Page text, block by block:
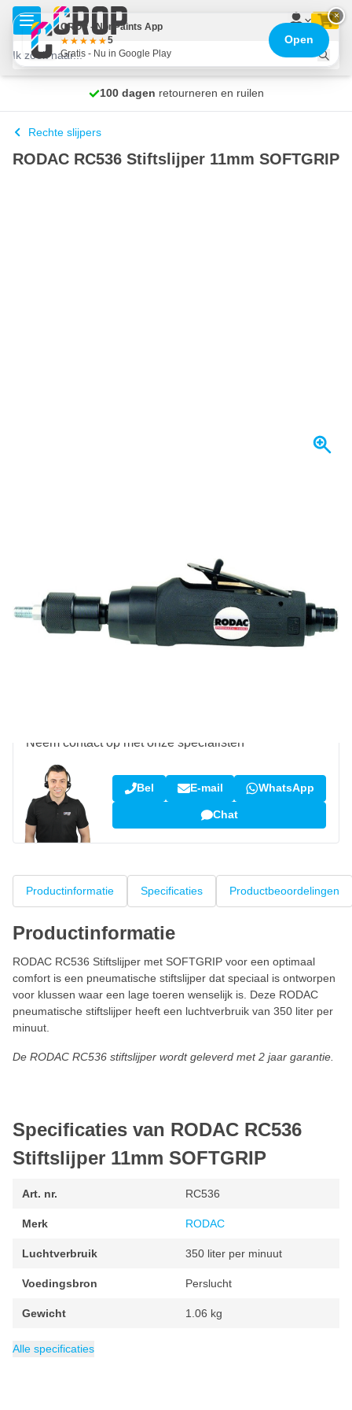
Ga naar de inhoud
Voor 23:59 uur besteld,morgen bezorgd
Gratis bezorgd
100 dagen retourneren en ruilen
Rechte slijpers
RODAC RC536 Stiftslijper 11mm SOFTGRIP
In mijn winkelwagen
Voor 23:59 uur besteld, morgen bezorgd
Gratis bezorgdvanaf € 50,-
Neem contact op met onze specialisten
Bel E-mail WhatsApp
Chat
Productinformatie Specificaties Productbeoordelingen
Productinformatie
RODAC RC536 Stiftslijper met SOFTGRIP voor een optimaal
comfort is een pneumatische stiftslijper dat speciaal is ontworpen
voor klussen waar een lage toeren wenselijk is. Deze RODAC
pneumatische stiftslijper heeft een luchtverbruik van 350 liter per
minuut.
De RODAC RC536 stiftslijper wordt geleverd met 2 jaar garantie.
Specificaties van RODAC RC536
Stiftslijper 11mm SOFTGRIP
Art. nr. RC536
Merk RODAC
Luchtverbruik 350 liter per minuut
Voedingsbron Perslucht
Gewicht 1.06 kg
Verpakking
Afmeting spantang
EAN 8717659120974
Maximale snelheid
Minimum toerental
Categorie
Alle specificaties
×
CROP - NonPaints App
5
Gratis - Nu in Google Play
Open